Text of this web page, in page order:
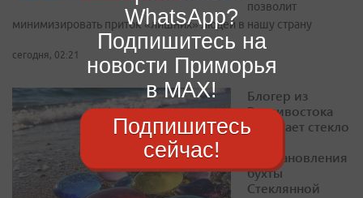
позволит
минимизировать приток «лишних» людей в нашу страну
сегодня, 02:21
Блогер из
Владивостока
собирает стекло
восстановления
бухты
Стеклянной
WhatsApp?
Подпишитесь на
новости Приморья
в MAX!
Подпишитесь
сейчас!